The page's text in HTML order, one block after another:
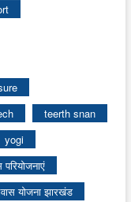
teerth snan
yogi
योजना झारखंड